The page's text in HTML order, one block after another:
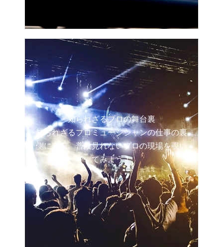
知られざるプロの舞台裏
知られざるプロミュージシャンの仕事の裏
側に密着。普段見れないプロの現場を覗い
てみよう！